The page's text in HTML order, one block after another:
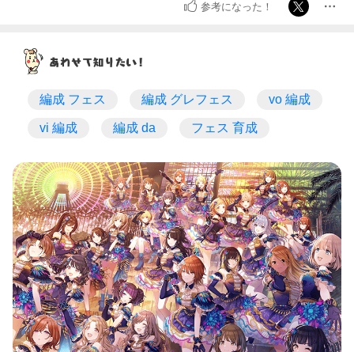
参考になった！
編成 フェス 編成 グレフェス vo 編成
vi 編成 編成 da フェス 育成